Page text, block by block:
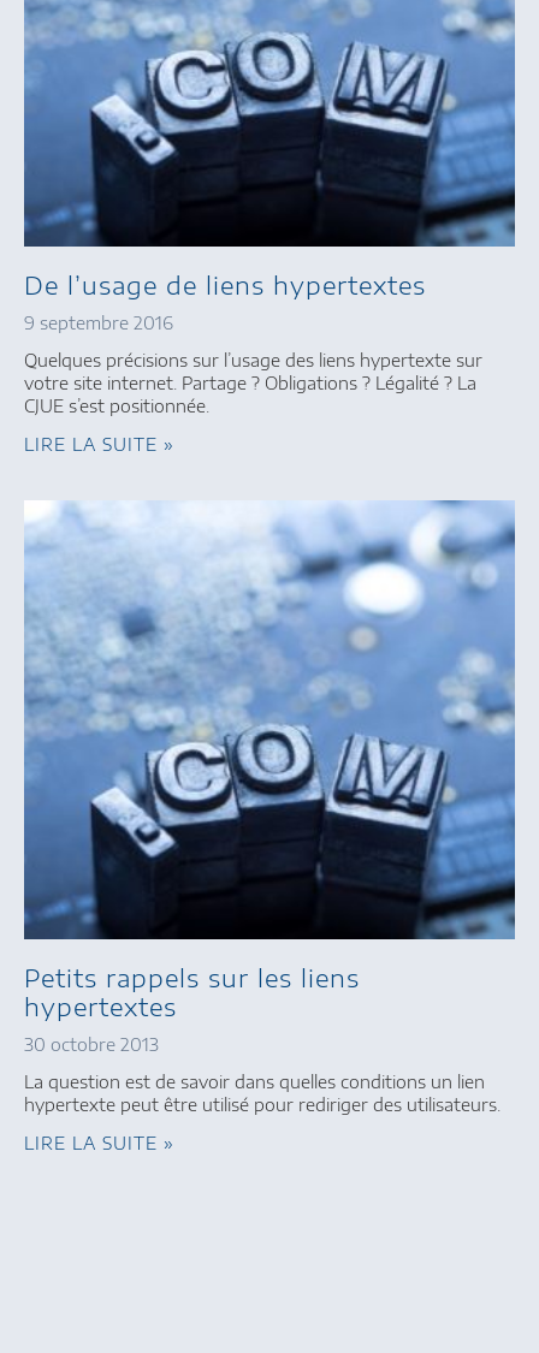
De l’usage de liens hypertextes
9 septembre 2016
Quelques précisions sur l’usage des liens hypertexte sur
votre site internet. Partage ? Obligations ? Légalité ? La
CJUE s’est positionnée.
LIRE LA SUITE »
Petits rappels sur les liens
hypertextes
30 octobre 2013
La question est de savoir dans quelles conditions un lien
hypertexte peut être utilisé pour rediriger des utilisateurs.
LIRE LA SUITE »